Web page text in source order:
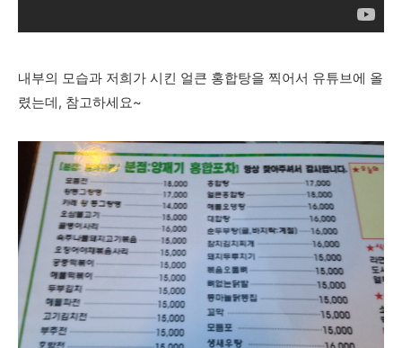
내부의 모습과 저희가 시킨 얼큰 홍합탕을 찍어서 유튜브에 올
렸는데, 참고하세요~